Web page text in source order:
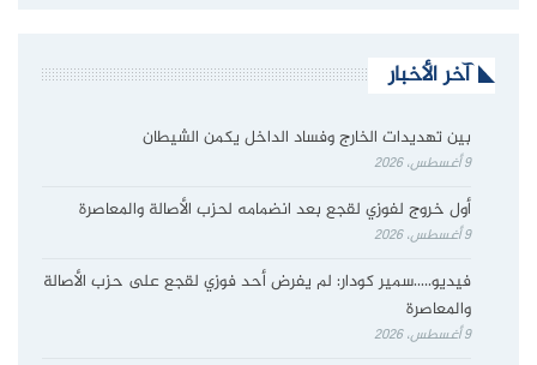
آخر الأخبار
بين تهديدات الخارج وفساد الداخل يكمن الشيطان
9 أغسطس، 2026
أول خروج لفوزي لقجع بعد انضمامه لحزب الأصالة والمعاصرة
9 أغسطس، 2026
فيديو…..سمير كودار: لم يفرض أحد فوزي لقجع على حزب الأصالة
والمعاصرة
9 أغسطس، 2026